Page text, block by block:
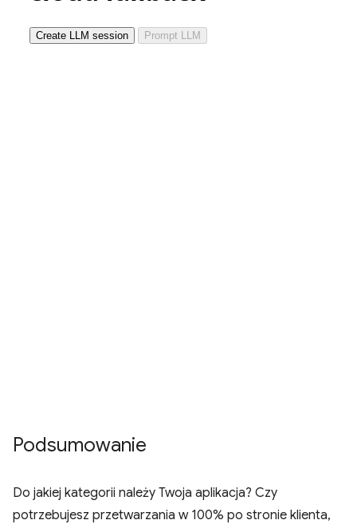
Podsumowanie
Do jakiej kategorii należy Twoja aplikacja? Czy
potrzebujesz przetwarzania w 100% po stronie klienta,